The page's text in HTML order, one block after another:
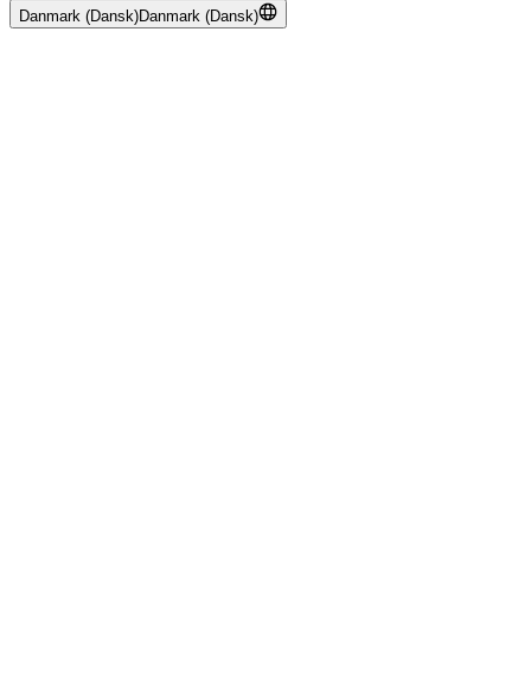
Danmark (Dansk)Danmark (Dansk)